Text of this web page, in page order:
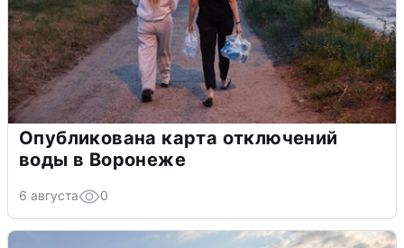
Опубликована карта отключений
воды в Воронеже
6 августа 0